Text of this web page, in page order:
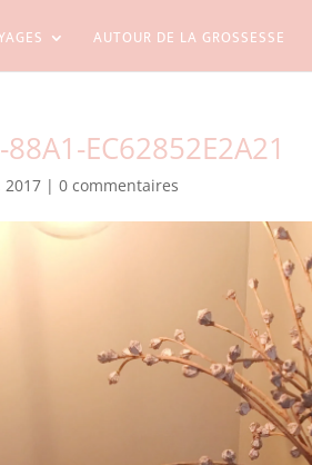
AUTOUR DE LA GROSSESSE
EC62852E2A21
2017 |0 commentaires